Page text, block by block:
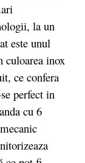
la un
este unul
culoarea inox
ce confera
perfect in
cu 6